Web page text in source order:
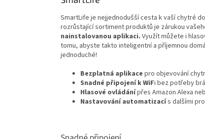
SmartLife je nejjednodušší cesta k vaší chytré
rozrůstající sortiment produktů je zárukou
nainstalovanou aplikaci. Využít můžete i
tomu, abyste takto inteligentní a příjemnou
jednoduché!
Bezplatná aplikace pro objevování
Snadné připojení k WiFi bez potřeby
Hlasové ovládánípřes Amazon Alexa
Nastavování automatizacís dalšími